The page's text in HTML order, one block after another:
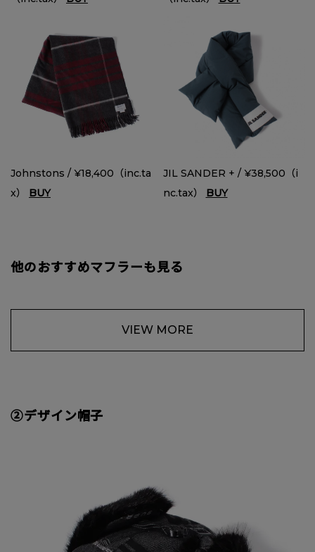
Johnstons / ¥18,400（inc.ta
x） BUY
JIL SANDER + / ¥38,500（i
nc.tax） BUY
他のおすすめマフラーも見る
VIEW MORE
②デザイン帽子